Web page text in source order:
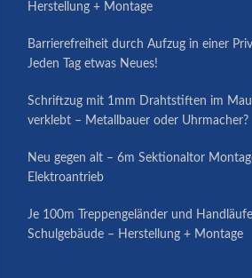
Herstellung + Montage
Barrierefreiheit durch Aufzug in einer
Jeden Tag etwas Neues!
Schriftzug mit 1mm Drahtstiften im
verklebt – Metallbauer oder Uhrmacher?
Neu gegen alt – 6m Sektionaltor
Elektroantrieb
Je 100m Treppengeländer und
Schulgebäude – Herstellung + Montage